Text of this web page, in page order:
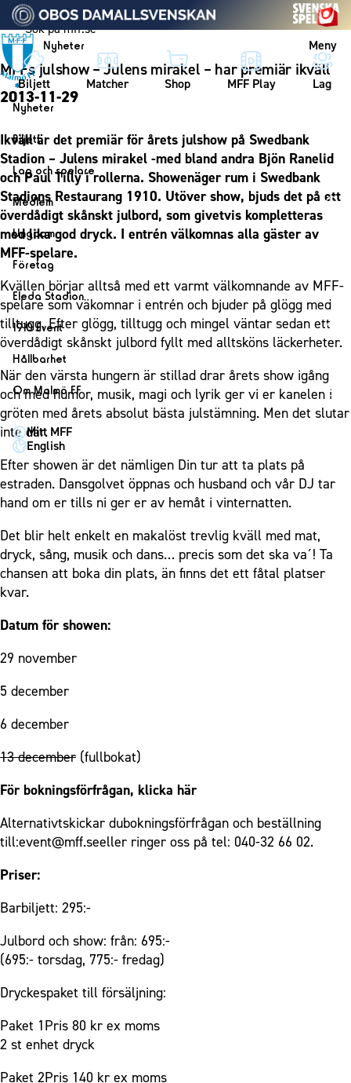
Vidare till innehållet
Nyheter Meny
Biljett Matcher Shop MFF Play Lag
Nyheter
Nyheter
Kalender
Biljett
Biljett
Årskort herr
Årskort dam
Mitt MFF
Biljetter till bortamatcher
Biljettvillkor
Lag och spelare
Lag
Herrlaget
Spelare
Ledarstab
Damlaget
Spelare
Ledarstab
Medlem
Medlemskap i Malmö FF
Årsmöte 2026
Ungdom
MFF Ungdom
Sommarfotboll
Skånecupen
Fotbollsskolan
Fotbollsnätverket
P19
F19
P17
F17
Malmö Trophy
Företag
Bli företagspartner
Nätverket
Klubbstolar
Partner dam
Eleda Stadion
Eleda Stadion
Erics Bar & Restaurang
Matchdag på Eleda Stadion
MFF-museet & rundvandringar
1910 Event
1910 Event
Fest & Event
Konferens
Möte
Mässa
Sommarfest
Julshow
Inspiration
Vanliga frågor om 1910 Event
Hållbarhet
Hållbarhet
Himmelsblå framtid – en match för miljön
MFF i samhället
Laget för alla
Nattfotboll
Himmelsblå Tillsammans
Karriärakademin
Grundskolefotboll mot rasismer
Om Malmö FF
Om Malmö FF
Kontakt
Press och media
Historik – herrlaget
Historik – damlaget
Närstående organisationer
Policydokument
Personuppgiftspolicy
Mitt MFF
English
MFFs julshow – Julens mirakel – har premiär ikväll
2013-11-29
Ikväll är det premiär för årets julshow på Swedbank
Stadion – Julens mirakel -med bland andra Bjön Ranelid
och Paul Tilly i rollerna. Showenäger rum i Swedbank
Stadions Restaurang 1910. Utöver show, bjuds det på ett
överdådigt skånskt julbord, som givetvis kompletteras
med lika god dryck. I entrén välkomnas alla gäster av
MFF-spelare.
Kvällen börjar alltså med ett varmt välkomnande av MFF-
spelare som väkomnar i entrén och bjuder på glögg med
tilltugg. Efter glögg, tilltugg och mingel väntar sedan ett
överdådigt skånskt julbord fyllt med alltsköns läckerheter.
När den värsta hungern är stillad drar årets show igång
och med humor, musik, magi och lyrik ger vi er kanelen i
gröten med årets absolut bästa julstämning. Men det slutar
inte där.
Efter showen är det nämligen Din tur att ta plats på
estraden. Dansgolvet öppnas och husband och vår DJ tar
hand om er tills ni ger er av hemåt i vinternatten.
Det blir helt enkelt en makalöst trevlig kväll med mat,
dryck, sång, musik och dans… precis som det ska va´! Ta
chansen att boka din plats, än finns det ett fåtal platser
kvar.
Datum för showen:
29 november
5 december
6 december
13 december (fullbokat)
För bokningsförfrågan, klicka här
Alternativtskickar dubokningsförfrågan och beställning
till:event@mff.seeller ringer oss på tel: 040-32 66 02.
Priser:
Barbiljett: 295:-
Julbord och show: från: 695:-
(695:- torsdag, 775:- fredag)
Dryckespaket till försäljning:
Paket 1Pris 80 kr ex moms
2 st enhet dryck
Paket 2Pris 140 kr ex moms